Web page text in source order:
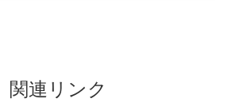
関連リンク